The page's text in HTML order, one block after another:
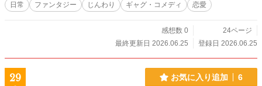
日常 ファンタジー じんわり ギャグ・コメディ 恋愛
感想数 0
24ページ
最終更新日 2026.06.25
登録日 2026.06.25
29 お気に入り追加 6